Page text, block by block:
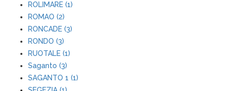
ROLIMARE (1)
ROMAO (2)
RONCADE (3)
RONDO (3)
RUOTALE (1)
Saganto (3)
SAGANTO 1 (1)